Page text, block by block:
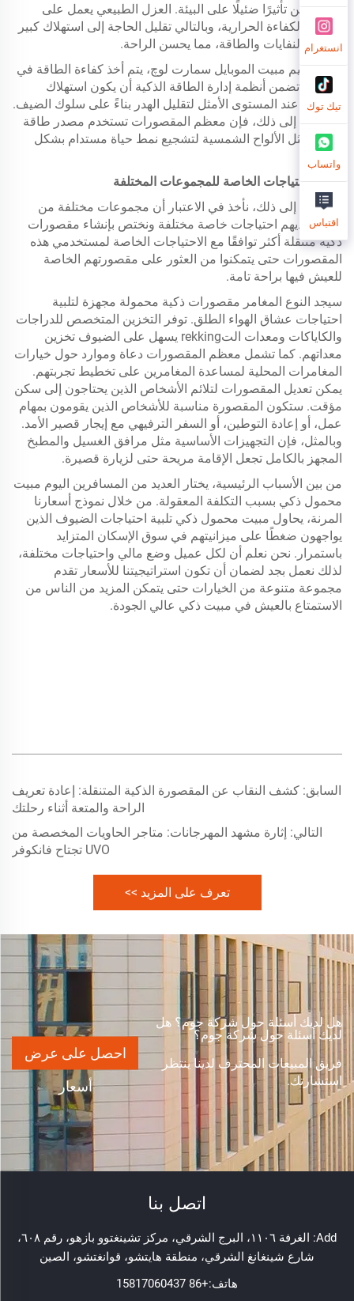
مما يضمن تأثيرًا ضئيلًا على البيئة. العزل الطبيعي يعمل على
تحسين الكفاءة الحرارية، وبالتالي تقليل الحاجة إلى استهلاك كبير
للمياه والنفايات والطاقة، مما يحسن الراحة.
في تصميم مبيت الموبايل سمارت لوچ، يتم أخذ كفاءة الطاقة في
الاعتبار. تضمن أنظمة إدارة الطاقة الذكية أن يكون استهلاك
الكهرباء عند المستوى الأمثل لتقليل الهدر بناءً على سلوك الضيف.
بالإضافة إلى ذلك، فإن معظم المقصورات تستخدم مصدر طاقة
متجدد مثل الألواح الشمسية لتشجيع نمط حياة مستدام بشكل
أكبر.
تلبية الاحتياجات الخاصة للمجموعات المختلفة
بالإضافة إلى ذلك، نأخذ في الاعتبار أن مجموعات مختلفة من
الناس لديهم احتياجات خاصة مختلفة ونختص بإنشاء مقصورات
ذكية متنقلة أكثر توافقًا مع الاحتياجات الخاصة لمستخدمي هذه
المقصورات حتى يتمكنوا من العثور على مقصورتهم الخاصة
للعيش فيها براحة تامة.
سيجد النوع المغامر مقصورات ذكية محمولة مجهزة لتلبية
احتياجات عشاق الهواء الطلق. توفر التخزين المتخصص للدراجات
والكاياكات ومعدات التrekking يسهل على الضيوف تخزين
معداتهم. كما تشمل معظم المقصورات دعاة وموارد حول خيارات
المغامرات المحلية لمساعدة المغامرين على تخطيط تجربتهم.
يمكن تعديل المقصورات لتلائم الأشخاص الذين يحتاجون إلى سكن
مؤقت. ستكون المقصورة مناسبة للأشخاص الذين يقومون بمهام
عمل، أو إعادة التوطين، أو السفر الترفيهي مع إيجار قصير الأمد.
وبالمثل، فإن التجهيزات الأساسية مثل مرافق الغسيل والمطبخ
المجهز بالكامل تجعل الإقامة مريحة حتى لزيارة قصيرة.
من بين الأسباب الرئيسية، يختار العديد من المسافرين اليوم مبيت
محمول ذكي بسبب التكلفة المعقولة. من خلال نموذج أسعارنا
المرنة، يحاول مبيت محمول ذكي تلبية احتياجات الضيوف الذين
يواجهون ضغطًا على ميزانيتهم في سوق الإسكان المتزايد
باستمرار. نحن نعلم أن لكل عميل وضع مالي واحتياجات مختلفة،
لذلك نعمل بجد لضمان أن تكون استراتيجيتنا للأسعار تقدم
مجموعة متنوعة من الخيارات حتى يتمكن المزيد من الناس من
الاستمتاع بالعيش في مبيت ذكي عالي الجودة.
السابق: كشف النقاب عن المقصورة الذكية المتنقلة: إعادة تعريف
الراحة والمتعة أثناء رحلتك
التالي: إثارة مشهد المهرجانات: متاجر الحاويات المخصصة من
UVO تجتاح فانكوفر
تعرف على المزيد >>
هل لديك أسئلة حول شركة جوم؟ هل
لديك أسئلة حول شركة جوم؟
فريق المبيعات المحترف لدينا ينتظر
استشارتك.
احصل على عرض
أسعار
انستغرام
تيك توك
واتساب
اقتباس
اتصل بنا
Add: الغرفة ١١٠٦، البرج الشرقي، مركز تشينغتوو بازهو، رقم ٦٠٨،
شارع شينغانغ الشرقي، منطقة هايتشو، قوانغتشو، الصين
هاتف:+86 15817060437